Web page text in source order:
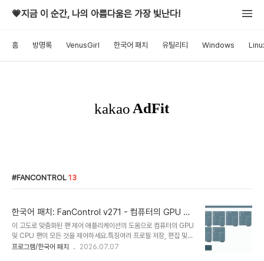
💗지금 이 순간, 나의 아름다움은 가장 빛난다!
홈 방명록 VenusGirl 한국어 패치 유틸리티 Windows
FANCONTROL 13
한국어 패치: FanControl v271 - 컴퓨터의 GPU 및
CPU 팬 제어
이 고도로 맞춤화된 팬 제어 애플리케이션의 도움으로 컴퓨터의 GPU
및 CPU 팬의 모든 것을 제어하세요.특징여러 프로필 저장, 편집 및
로드여러 온도 소스 (CPU, GPU, 마더보드, 하드 드라이브, ".센서"
프로그램/한국어 패치 2026.07.07